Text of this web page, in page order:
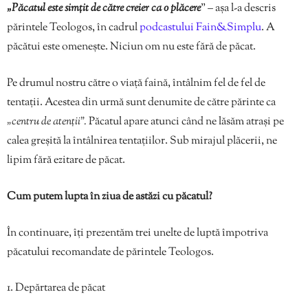
„Păcatul este simțit de către creier ca o plăcere” – așa l-a descris
părintele Teologos, în cadrulpodcastului Fain&Simplu. A
păcătui este omenește. Niciun om nu este fără de păcat.
Pe drumul nostru către o viață faină, întâlnim fel de fel de
tentații. Acestea din urmă sunt denumite de către părinte ca
„centru de atenții”.Păcatul apare atunci când ne lăsăm atrași pe
calea greșită la întâlnirea tentațiilor. Sub mirajul plăcerii, ne
lipim fără ezitare de păcat.
Cum putem lupta în ziua de astăzi cu păcatul?
În continuare, îți prezentăm trei unelte de luptă împotriva
păcatului recomandate de părintele Teologos.
Depărtarea de păcat